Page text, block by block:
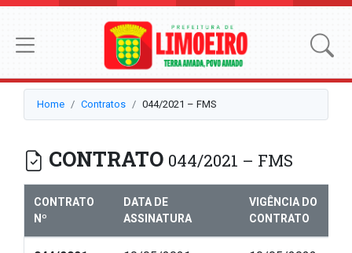
Home Contratos 044/2021 – FMS
CONTRATO 044/2021 – FMS
CONTRATO
Nº
DATA DE
ASSINATURA
VIGÊNCIA DO
CONTRATO